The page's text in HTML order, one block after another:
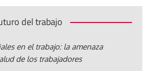
del trabajo
en el trabajo: la amenaza
de los trabajadores